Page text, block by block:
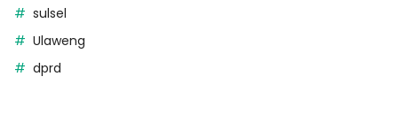
sulsel
Ulaweng
dprd